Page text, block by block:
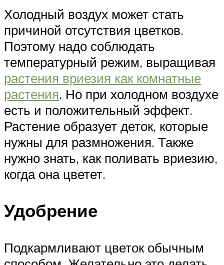
Холодный воздух может стать
причиной отсутствия цветков.
Поэтому надо соблюдать
температурный режим, выращивая
растения вриезия как комнатные
растения. Но при холодном воздухе
есть и положительный эффект.
Растение образует деток, которые
нужны для размножения. Также
нужно знать, как поливать вриезию,
когда она цветет.
Удобрение
Подкармливают цветок обычным